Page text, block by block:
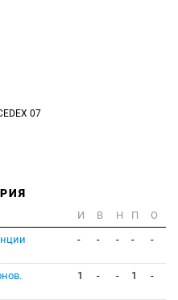
07
И В Н П
О
- - - - -
1 - - 1 -